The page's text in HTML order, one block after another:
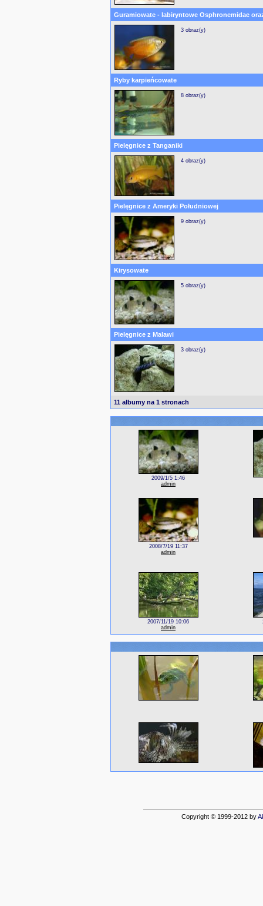
Guramiowate - labiryntowe Osphronemidae
3 obraz(y)
Ryby karpieńcowate
8 obraz(y)
Pielęgnice z Tanganiki
4 obraz(y)
Pielęgnice z Ameryki Południowej
9 obraz(y)
Kirysowate
5 obraz(y)
Pielęgnice z Malawi
3 obraz(y)
11 albumy na 1 stronach
2009/1/5 1:46
admin
2008/7/19 11:37
admin
2007/11/19 10:06
admin
Copyright © 1999-2012 by